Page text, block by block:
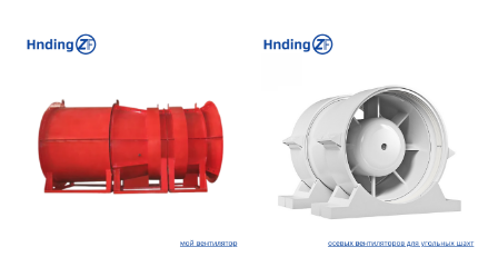
надежной вентиляции
оптимизации работы